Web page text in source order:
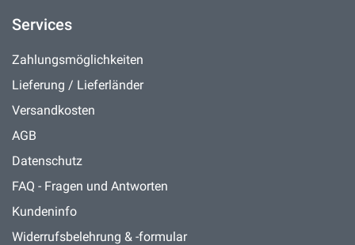
Services
Zahlungsmöglichkeiten
Lieferung / Lieferländer
Versandkosten
AGB
Datenschutz
FAQ - Fragen und Antworten
Kundeninfo
Widerrufsbelehrung & -formular